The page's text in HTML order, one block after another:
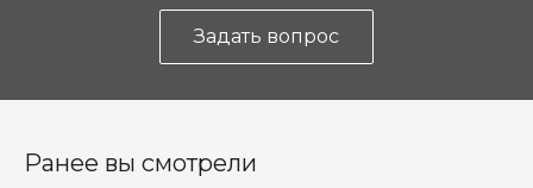
Задать вопрос
Ранее вы смотрели